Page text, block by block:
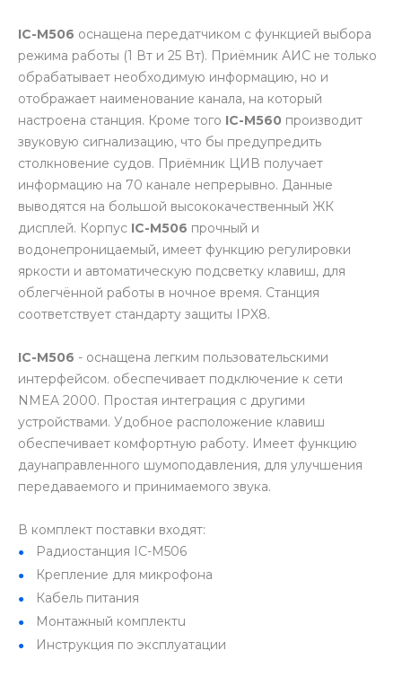
IC-M506 оснащена передатчиком с функцией выбора
режима работы (1 Вт и 25 Вт). Приёмник АИС не только
обрабатывает необходимую информацию, но и
отображает наименование канала, на который
настроена станция. Кроме того IC-M560 производит
звуковую сигнализацию, что бы предупредить
столкновение судов. Приёмник ЦИВ получает
информацию на 70 канале непрерывно. Данные
выводятся на большой высококачественный ЖК
дисплей. Корпус IC-M506 прочный и
водонепроницаемый, имеет функцию регулировки
яркости и автоматическую подсветку клавиш, для
облегчённой работы в ночное время. Станция
соответствует стандарту защиты IPX8.
IC-M506 - оснащена легким пользовательскими
интерфейсом. обеспечивает подключение к сети
NMEA 2000. Простая интеграция с другими
устройствами. Удобное расположение клавиш
обеспечивает комфортную работу. Имеет функцию
даунаправленного шумоподавления, для улучшения
передаваемого и принимаемого звука.
В комплект поставки входят:
Радиостанция IC-M506
Крепление для микрофона
Кабель питания
Монтажный комплектu
Инструкция по эксплуатации